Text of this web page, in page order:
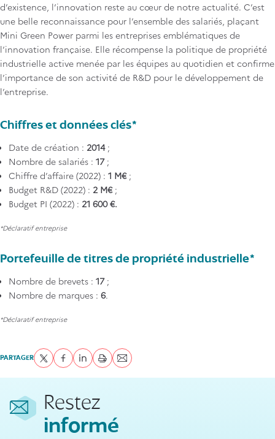
d’existence, l’innovation reste au cœur de notre actualité. C’est
une belle reconnaissance pour l’ensemble des salariés, plaçant
Mini Green Power parmi les entreprises emblématiques de
l’innovation française. Elle récompense la politique de propriété
industrielle active menée par les équipes au quotidien et confirme
l’importance de son activité de R&D pour le développement de
l’entreprise.
Chiffres et données clés*
Date de création : 2014 ;
Nombre de salariés : 17 ;
Chiffre d’affaire (2022) : 1 M€ ;
Budget R&D (2022) : 2 M€;
Budget PI (2022) : 21 600 €.
*Déclaratif entreprise
Portefeuille de titres de propriété industrielle*
Nombre de brevets : 17;
Nombre de marques : 6.
*Déclaratif entreprise
PARTAGERPartager sur Twitter
Partager sur Facebook
Partager sur LinkedIn
imprimerEnvoyer par courriel
Restez
informé